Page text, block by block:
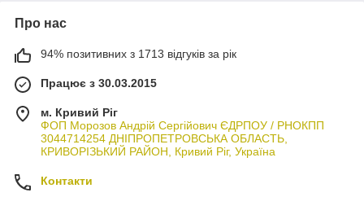
Про нас
94% позитивних з 1713 відгуків за рік
Працює з 30.03.2015
м. Кривий Ріг
ФОП Морозов Андрій Сергійович ЄДРПОУ / РНОКПП
3044714254 ДНІПРОПЕТРОВСЬКА ОБЛАСТЬ,
КРИВОРІЗЬКИЙ РАЙОН, Кривий Ріг, Україна
Контакти